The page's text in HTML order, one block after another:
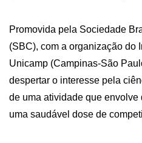
Promovida pela Sociedade
(SBC), com a organização do
Unicamp (Campinas-São
despertar o interesse pela
de uma atividade que
uma saudável dose de